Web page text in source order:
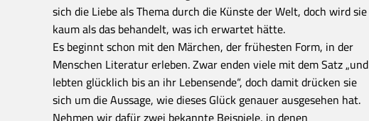
sich die Liebe als Thema durch die Künste der Welt, doch wird sie
kaum als das behandelt, was ich erwartet hätte.
Es beginnt schon mit den Märchen, der frühesten Form, in der
Menschen Literatur erleben. Zwar enden viele mit dem Satz „und
lebten glücklich bis an ihr Lebensende“, doch damit drücken sie
sich um die Aussage, wie dieses Glück genauer ausgesehen hat.